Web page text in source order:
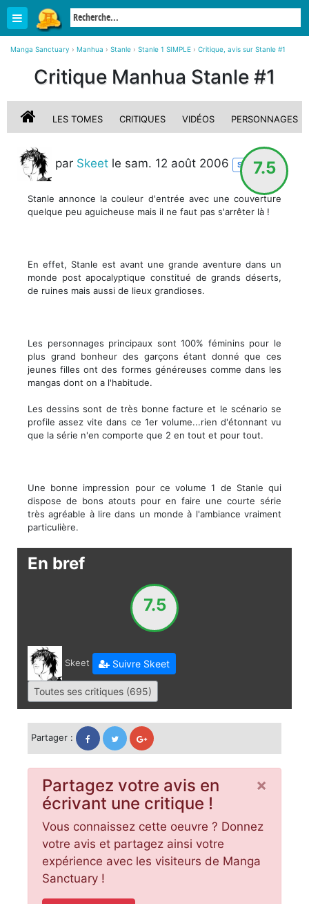
Manga Sanctuary › Manhua › Stanle › Stanle 1 SIMPLE › Critique, avis sur Stanle #1
Critique Manhua Stanle #1
LES TOMES CRITIQUES VIDÉOS PERSONNAGES
7.5
par Skeet le sam. 12 août 2006 STAFF
Stanle annonce la couleur d'entrée avec une couverture
quelque peu aguicheuse mais il ne faut pas s'arrêter là !
En effet, Stanle est avant une grande aventure dans un
monde post apocalyptique constitué de grands déserts,
de ruines mais aussi de lieux grandioses.
Les personnages principaux sont 100% féminins pour le
plus grand bonheur des garçons étant donné que ces
jeunes filles ont des formes généreuses comme dans les
mangas dont on a l'habitude.
Les dessins sont de très bonne facture et le scénario se
profile assez vite dans ce 1er volume...rien d'étonnant vu
que la série n'en comporte que 2 en tout et pour tout.
Une bonne impression pour ce volume 1 de Stanle qui
dispose de bons atouts pour en faire une courte série
très agréable à lire dans un monde à l'ambiance vraiment
particulière.
En bref
7.5
Skeet Suivre Skeet
Toutes ses critiques (695)
Partager :
×
Partagez votre avis en
écrivant une critique !
Vous connaissez cette oeuvre ? Donnez
votre avis et partagez ainsi votre
expérience avec les visiteurs de Manga
Sanctuary !